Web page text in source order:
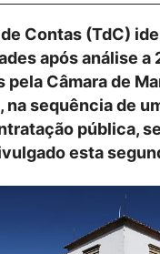
Contas (TdC)
após análise a
pela Câmara de
na sequência de
pública,
esta